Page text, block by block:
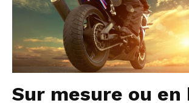
Sur mesure ou en